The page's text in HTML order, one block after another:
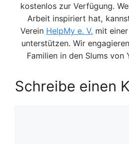
kostenlos zur Verfügung.
Arbeit inspiriert hat,
Verein HelpMy e. V. mit
unterstützen. Wir
Familien in den Slums von
Schreibe einen